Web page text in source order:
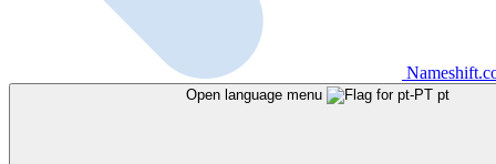
Open language menu pt